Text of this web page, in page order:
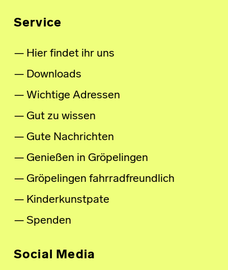
Service
Hier findet ihr uns
Downloads
Wichtige Adressen
Gut zu wissen
Gute Nachrichten
Genießen in Gröpelingen
Gröpelingen fahrradfreundlich
Kinderkunstpate
Spenden
Social Media